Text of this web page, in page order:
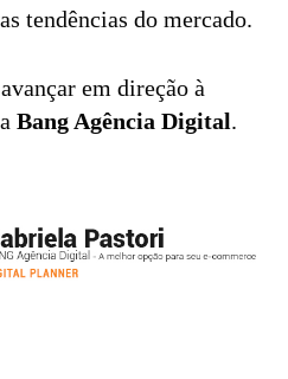
tendências do mercado.
em direção à
Bang Agência Digital.